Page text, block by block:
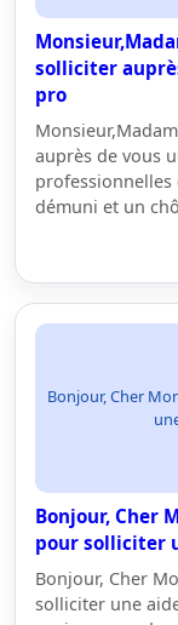
solliciter
pro
auprès de vous
professionnelles
démuni et un
Bonjour, Cher
Bonjour, Cher
pour solliciter
Bonjour, Cher
solliciter une